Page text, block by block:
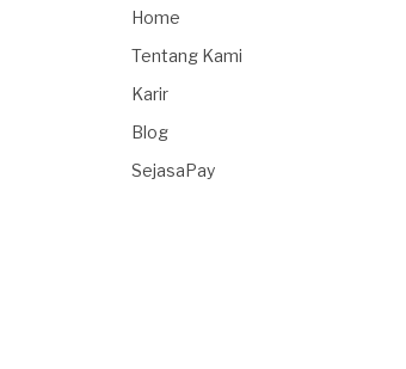
Home
Tentang Kami
Karir
Blog
SejasaPay